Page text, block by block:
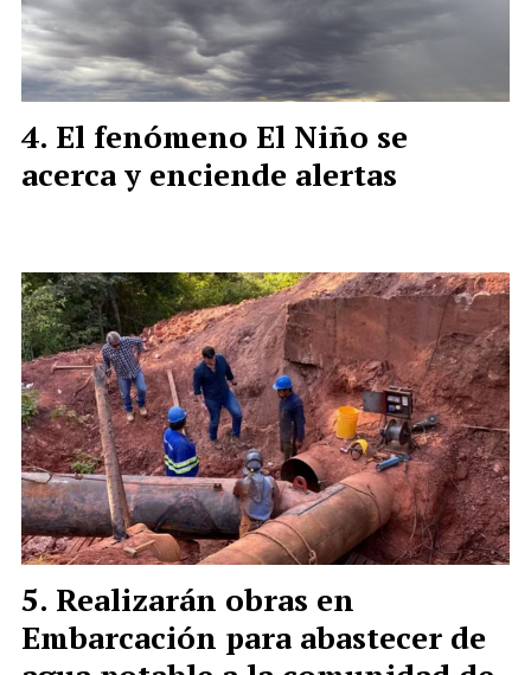
El fenómeno El Niño se
acerca y enciende alertas
Realizarán obras en
Embarcación para abastecer de